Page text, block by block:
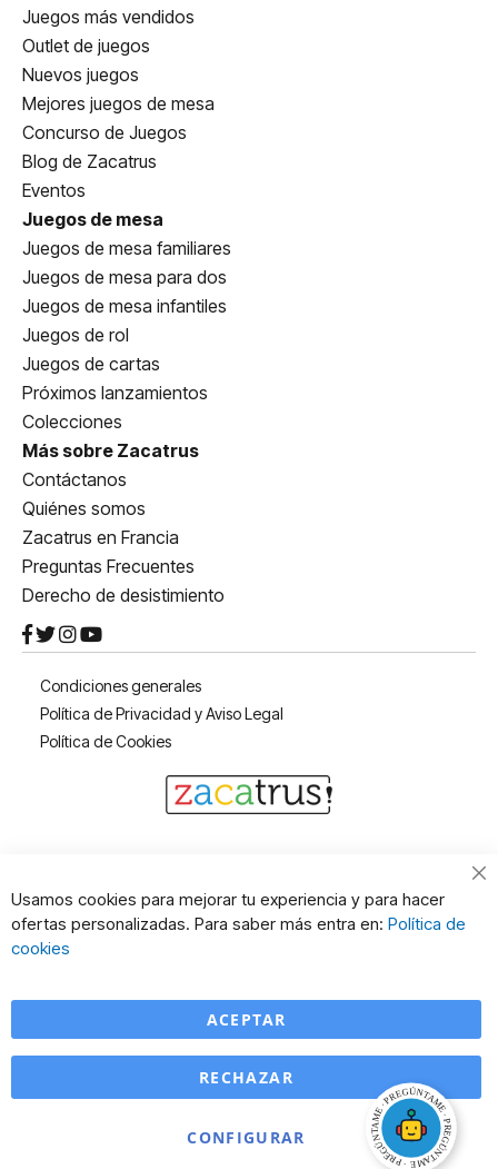
Juegos más vendidos
Outlet de juegos
Nuevos juegos
Mejores juegos de mesa
Concurso de Juegos
Blog de Zacatrus
Eventos
Juegos de mesa
Juegos de mesa familiares
Juegos de mesa para dos
Juegos de mesa infantiles
Juegos de rol
Juegos de cartas
Próximos lanzamientos
Colecciones
Más sobre Zacatrus
Contáctanos
Quiénes somos
Zacatrus en Francia
Preguntas Frecuentes
Derecho de desistimiento
Condiciones generales
Política de Privacidad y Aviso Legal
Política de Cookies
Usamos cookies para mejorar tu experiencia y para hacer
ofertas personalizadas. Para saber más entra en: Política de
cookies
ACEPTAR
CONFIGURAR
RECHAZAR